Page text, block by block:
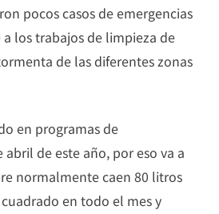
pocos casos de emergencias
los trabajos de limpieza de
de las diferentes zonas
en programas de
de este año, por eso va a
normalmente caen 80 litros
en todo el mes y